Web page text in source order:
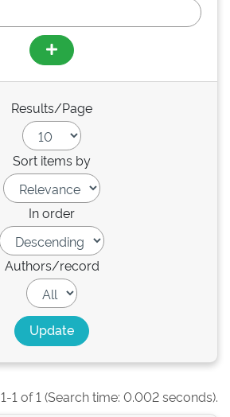
Results/Page
Sort items by
In order
Authors/record
1 of 1 (Search time: 0.002 seconds).